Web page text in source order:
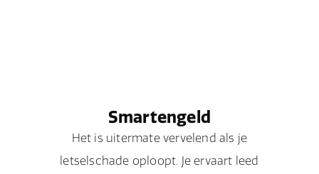
Smartengeld
Het is uitermate vervelend als je
letselschade oploopt. Je ervaart leed